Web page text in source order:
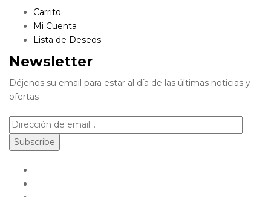
Carrito
Mi Cuenta
Lista de Deseos
Newsletter
Déjenos su email para estar al día de las últimas noticias y
ofertas